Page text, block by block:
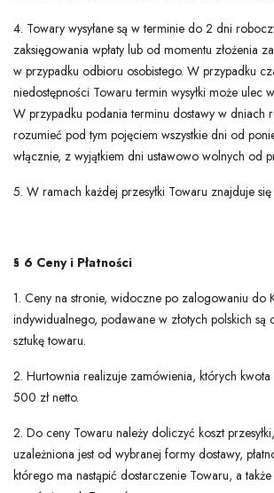
4. Towary wysyłane są w terminie do 2 dni
zaksięgowania wpłaty lub od momentu złożenia
w przypadku odbioru osobistego. W przypadku
niedostępności Towaru termin wysyłki może ulec
W przypadku podania terminu dostawy w dniach
rozumieć pod tym pojęciem wszystkie dni od
włącznie, z wyjątkiem dni ustawowo wolnych od
5. W ramach każdej przesyłki Towaru znajduje
§ 6 Ceny i Płatności
1. Ceny na stronie, widoczne po zalogowaniu do
indywidualnego, podawane w złotych polskich są
sztukę towaru.
2. Hurtownia realizuje zamówienia, których
500 zł netto.
2. Do ceny Towaru należy doliczyć koszt
uzależniona jest od wybranej formy dostawy,
którego ma nastąpić dostarczenie Towaru, a